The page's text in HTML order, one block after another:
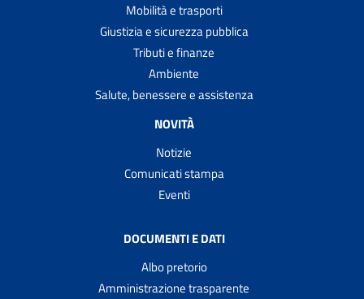
Mobilità e trasporti
Giustizia e sicurezza pubblica
Tributi e finanze
Ambiente
Salute, benessere e assistenza
NOVITÀ
Notizie
Comunicati stampa
Eventi
DOCUMENTI E DATI
Albo pretorio
Amministrazione trasparente